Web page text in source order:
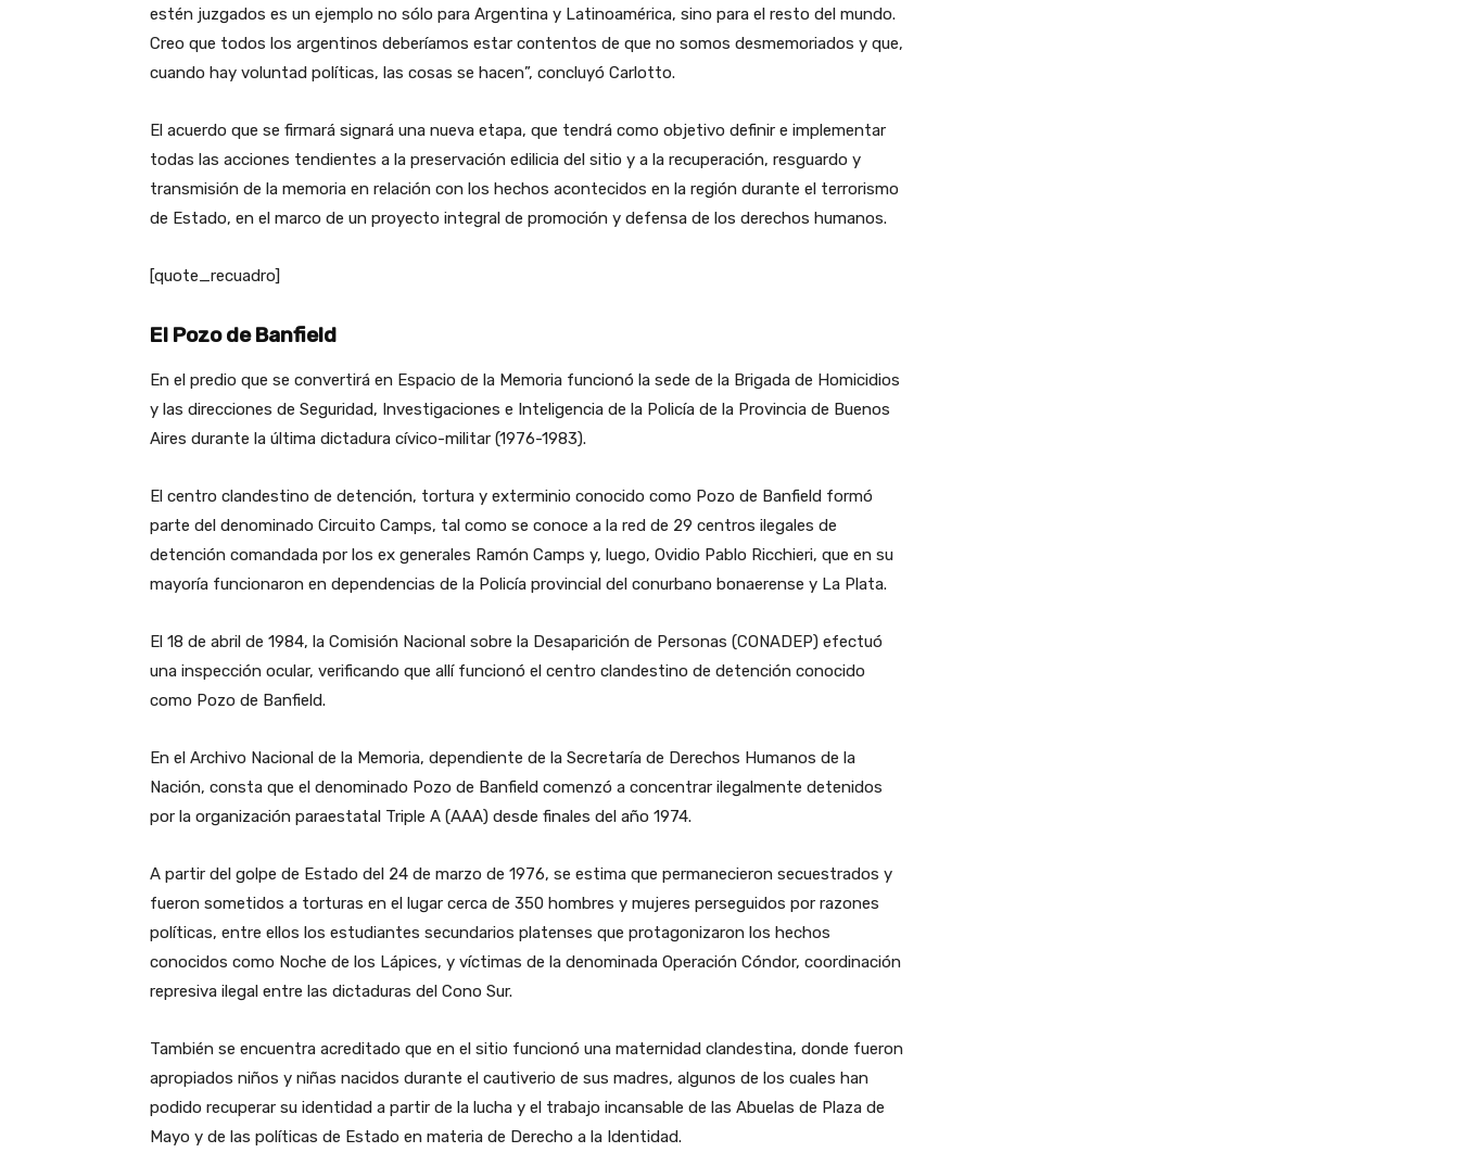
estén juzgados es un ejemplo no sólo para Argentina y Latinoamérica, sino para el resto del mundo.
Creo que todos los argentinos deberíamos estar contentos de que no somos desmemoriados y que,
cuando hay voluntad políticas, las cosas se hacen”, concluyó Carlotto.
El acuerdo que se firmará signará una nueva etapa, que tendrá como objetivo definir e implementar
todas las acciones tendientes a la preservación edilicia del sitio y a la recuperación, resguardo y
transmisión de la memoria en relación con los hechos acontecidos en la región durante el terrorismo
de Estado, en el marco de un proyecto integral de promoción y defensa de los derechos humanos.
[quote_recuadro]
El Pozo de Banfield
En el predio que se convertirá en Espacio de la Memoria funcionó la sede de la Brigada de Homicidios
y las direcciones de Seguridad, Investigaciones e Inteligencia de la Policía de la Provincia de Buenos
Aires durante la última dictadura cívico-militar (1976-1983).
El centro clandestino de detención, tortura y exterminio conocido como Pozo de Banfield formó
parte del denominado Circuito Camps, tal como se conoce a la red de 29 centros ilegales de
detención comandada por los ex generales Ramón Camps y, luego, Ovidio Pablo Ricchieri, que en su
mayoría funcionaron en dependencias de la Policía provincial del conurbano bonaerense y La Plata.
El 18 de abril de 1984, la Comisión Nacional sobre la Desaparición de Personas (CONADEP) efectuó
una inspección ocular, verificando que allí funcionó el centro clandestino de detención conocido
como Pozo de Banfield.
En el Archivo Nacional de la Memoria, dependiente de la Secretaría de Derechos Humanos de la
Nación, consta que el denominado Pozo de Banfield comenzó a concentrar ilegalmente detenidos
por la organización paraestatal Triple A (AAA) desde finales del año 1974.
A partir del golpe de Estado del 24 de marzo de 1976, se estima que permanecieron secuestrados y
fueron sometidos a torturas en el lugar cerca de 350 hombres y mujeres perseguidos por razones
políticas, entre ellos los estudiantes secundarios platenses que protagonizaron los hechos
conocidos como Noche de los Lápices, y víctimas de la denominada Operación Cóndor, coordinación
represiva ilegal entre las dictaduras del Cono Sur.
También se encuentra acreditado que en el sitio funcionó una maternidad clandestina, donde fueron
apropiados niños y niñas nacidos durante el cautiverio de sus madres, algunos de los cuales han
podido recuperar su identidad a partir de la lucha y el trabajo incansable de las Abuelas de Plaza de
Mayo y de las políticas de Estado en materia de Derecho a la Identidad.